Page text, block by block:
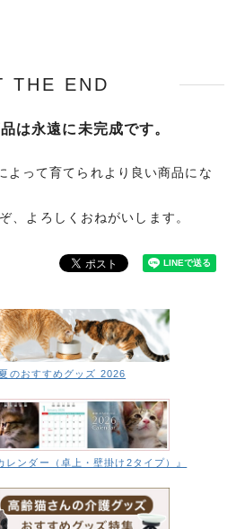
THE END
は永遠に未完成です。
よって育てられより良い商品にな
、よろしくおねがいします。
のおすすめグッズ 2026
ンダー（卓上・壁掛け2タイプ）』